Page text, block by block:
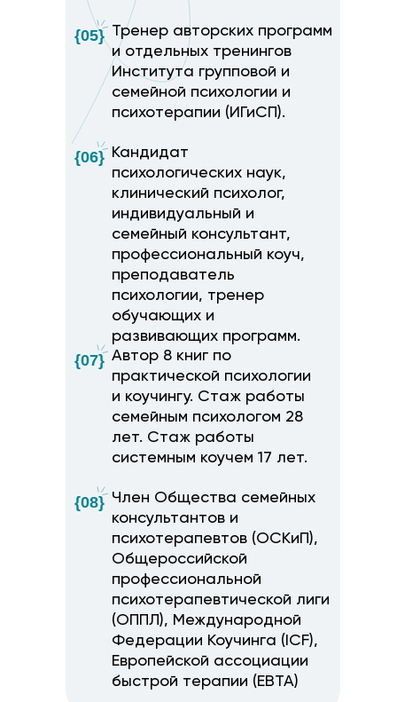
{05} Тренер авторских программ
и отдельных тренингов
Института групповой и
семейной психологии и
психотерапии (ИГиСП).
{06} Кандидат
психологических наук,
клинический психолог,
индивидуальный и
семейный консультант,
профессиональный коуч,
преподаватель
психологии, тренер
обучающих и
развивающих программ.
{07} Автор 8 книг по
практической психологии
и коучингу. Стаж работы
семейным психологом 28
лет. Стаж работы
системным коучем 17 лет.
{08} Член Общества семейных
консультантов и
психотерапевтов (ОСКиП),
Общероссийской
профессиональной
психотерапевтической лиги
(ОППЛ), Международной
Федерации Коучинга (ICF),
Европейской ассоциации
быстрой терапии (EBTA)
и женщины в
и о семье: как
различия в
для каждого из
Что делать, если
старшее поколение
вмешивается в жизнь
молодой пары?
Тени первой семьи:
ошибки, которые
переезжают с нами из
предыдущего брака